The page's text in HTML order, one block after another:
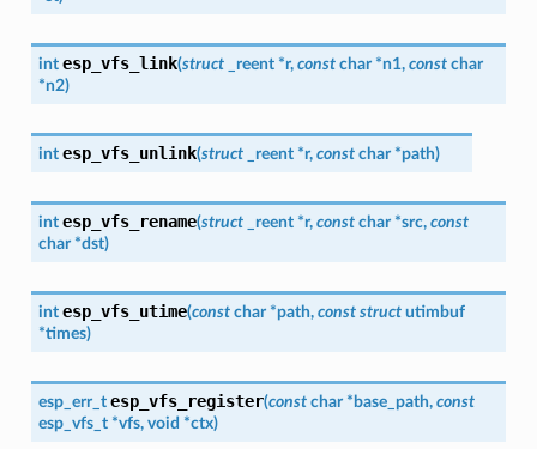
int esp_vfs_link(struct _reent *r, const char *n1, const char
*n2)
int esp_vfs_unlink(struct _reent *r, const char *path)
int esp_vfs_rename(struct _reent *r, const char *src, const
char *dst)
int esp_vfs_utime(const char *path, const struct utimbuf
*times)
esp_err_t esp_vfs_register(const char * base_path, const
esp_vfs_t *vfs, void *ctx)